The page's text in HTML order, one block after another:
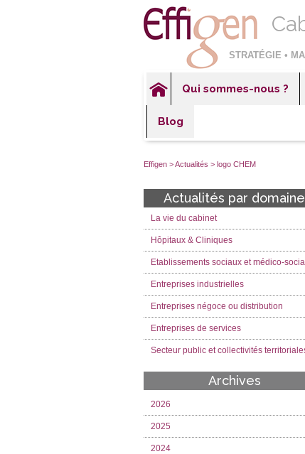
STRATÉGIE •
Qui sommes-nous ?
Blog
Effigen >Actualités > logo CHEM
Actualités par domaine
La vie du cabinet
Hôpitaux & Cliniques
Etablissements sociaux et médico-
Entreprises industrielles
Entreprises négoce ou distribution
Entreprises de services
Secteur public et collectivités
Archives
2026
2025
2024